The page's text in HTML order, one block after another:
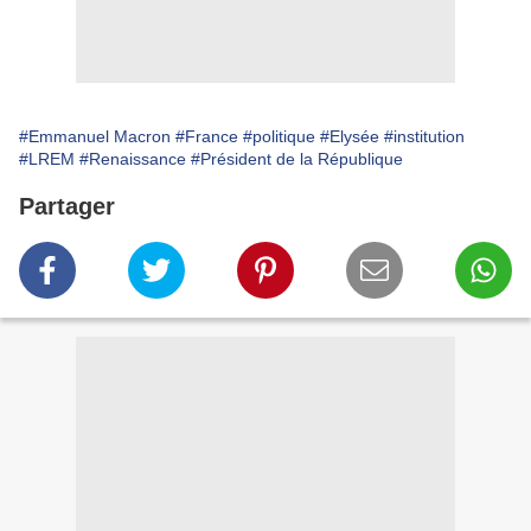
#Emmanuel Macron #France #politique #Elysée #institution
#LREM #Renaissance #Président de la République
Partager